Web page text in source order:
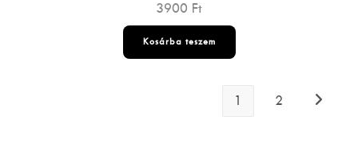
3900 Ft
Kosárba teszem
1 2